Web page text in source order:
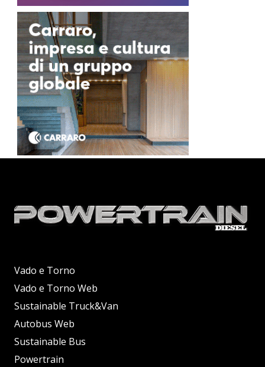
Vado e Torno
Vado e Torno Web
Sustainable Truck&Van
Autobus Web
Sustainable Bus
Powertrain